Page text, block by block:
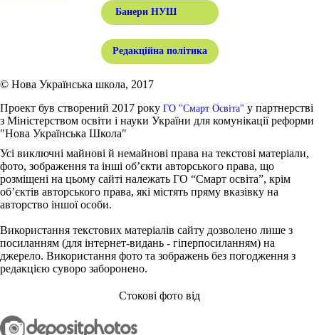
Банери НУШ
Редакційна політика
© Нова Українська школа, 2017
Проект був створений 2017 року ГО "Смарт Освіта" у партнерстві
з Міністерством освіти і науки України для комунікації реформи
"Нова Українська Школа"
Усі виключні майнові й немайнові права на текстові матеріали,
фото, зображення та інші об’єкти авторського права, що
розміщені на цьому сайті належать ГО “Смарт освіта”, крім
об’єктів авторського права, які містять пряму вказівку на
авторство іншої особи.
Використання текстових матеріалів сайту дозволено лише з
посиланням (для інтернет-видань - гіперпосиланням) на
джерело. Використання фото та зображень без погодження з
редакцією суворо заборонено.
Стокові фото від